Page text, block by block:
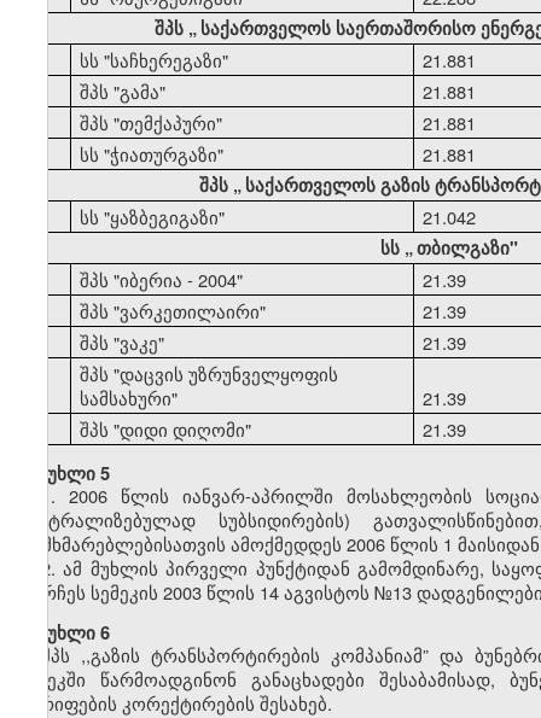
შპს „ საქართველოს საერთაშორისო
სს "საჩხერეგაზი"
21.881
შპს "გამა"
21.881
შპს "თემქაპური"
21.881
სს "ჭიათურგაზი"
21.881
შპს „საქართველოს გაზის
სს "ყაზბეგიგაზი"
21.042
სს „თბილგაზი"
შპს "იბერია - 2004"
21.39
შპს "ვარკეთილაირი"
21.39
შპს "ვაკე" 21.39
შპს "დაცვის უზრუნველყოფის
სამსახური"
21.39
შპს "დიდი დიღომი"
21.39
მუხლი 5
1. 2006 წლის იანვარ-აპრილში მოსახლეობის
ცენტრალიზებულად სუბსიდირების)
მომხმარებლებისათვის ამოქმედდეს 2006 წლის 1
2. ამ მუხლის პირველი პუნქტიდან გამომდინარე,
დარჩეს სემეკის 2003 წლის 14 აგვისტოს №13
მუხლი 6
შპს ,,გაზის ტრანსპორტირების კომპანიამ” და
სემეკში წარმოადგინონ განაცხადები შესაბამისად,
ტარიფების კორექტირების შესახებ.